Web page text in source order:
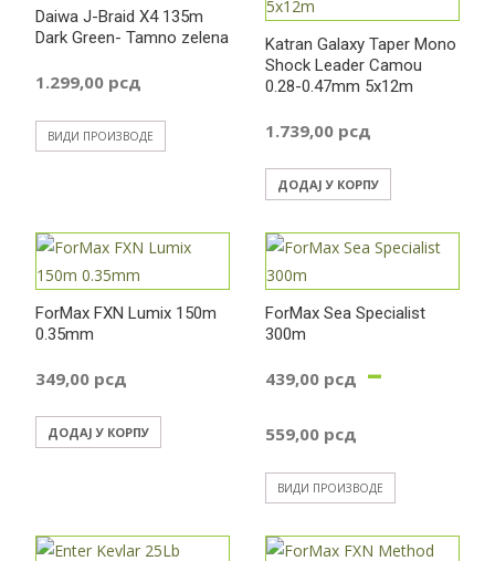
Daiwa J-Braid X4 135m
Dark Green- Tamno zelena
1.299,00 рсд
ВИДИ ПРОИЗВОДЕ
Katran Galaxy Taper Mono
Shock Leader Camou
0.28-0.47mm 5x12m
1.739,00 рсд
ДОДАЈ У КОРПУ
ForMax FXN Lumix 150m
0.35mm
349,00 рсд
ДОДАЈ У КОРПУ
ForMax Sea Specialist
300m
439,00 рсд –
559,00 рсд
цена:
од
ВИДИ ПРОИЗВОДЕ